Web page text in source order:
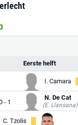
Eerste helft
I. Camara
- 1
N. De Cat
(E. Llansana)
C. Tzolis